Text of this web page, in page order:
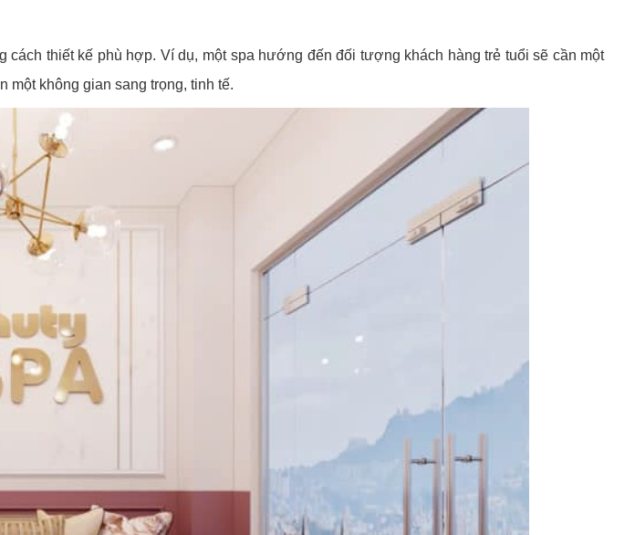
thiết kế phù hợp. Ví dụ, một spa hướng đến đối tượng khách hàng trẻ tuổi sẽ cần một
một không gian sang trọng, tinh tế.